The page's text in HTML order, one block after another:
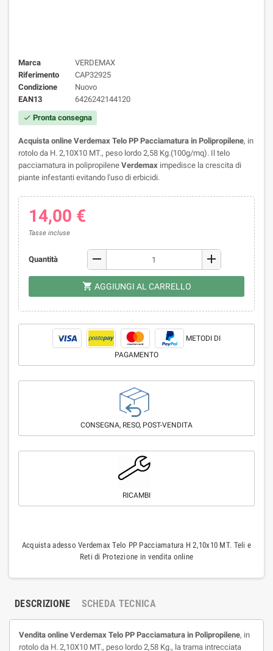
Marca
VERDEMAX
Riferimento
CAP32925
Condizione
Nuovo
EAN13
6426242144120
check Pronta consegna
Acquista online Verdemax Telo PP Pacciamatura in Polipropilene, in
rotolo da H. 2,10X10 MT., peso lordo 2,58 Kg.(100g/mq). Il telo
pacciamatura in polipropilene Verdemax impedisce la crescita di
piante infestanti evitando l'uso di erbicidi.
14,00 €
Tasse incluse
Quantità remove add
shopping_cart AGGIUNGI AL CARRELLO
METODI DI
PAGAMENTO
CONSEGNA, RESO, POST-VENDITA
RICAMBI
Acquista adesso Verdemax Telo PP Pacciamatura H 2,10x10 MT. Teli e
Reti di Protezione in vendita online
DESCRIZIONE SCHEDA TECNICA
Vendita online Verdemax Telo PP Pacciamatura in Polipropilene, in
rotolo da H. 2,10X10 MT., peso lordo 2,58 Kg., la trama intrecciata